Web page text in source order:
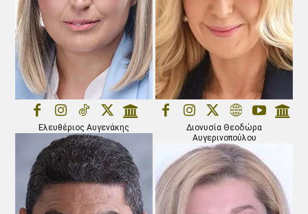
Ελευθέριος Αυγενάκης
Διονυσία Θεοδώρα
Αυγερινοπούλου